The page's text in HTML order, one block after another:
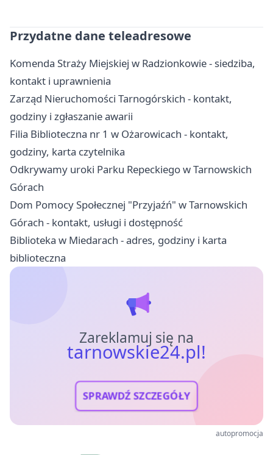
Przydatne dane teleadresowe
Komenda Straży Miejskiej w Radzionkowie - siedziba,
kontakt i uprawnienia
Zarząd Nieruchomości Tarnogórskich - kontakt,
godziny i zgłaszanie awarii
Filia Biblioteczna nr 1 w Ożarowicach - kontakt,
godziny, karta czytelnika
Odkrywamy uroki Parku Repeckiego w Tarnowskich
Górach
Dom Pomocy Społecznej "Przyjaźń" w Tarnowskich
Górach - kontakt, usługi i dostępność
Biblioteka w Miedarach - adres, godziny i karta
biblioteczna
Zareklamuj się na
tarnowskie24.pl!
SPRAWDŹ SZCZEGÓŁY
autopromocja